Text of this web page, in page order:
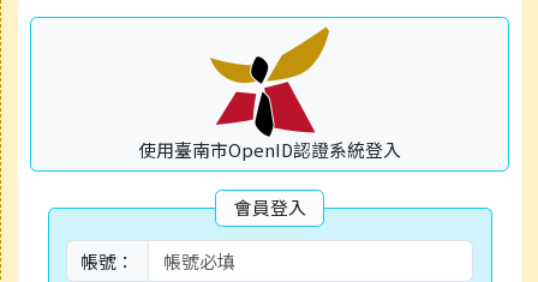
使用臺南市OpenID認證系統登入
會員登入
帳號：